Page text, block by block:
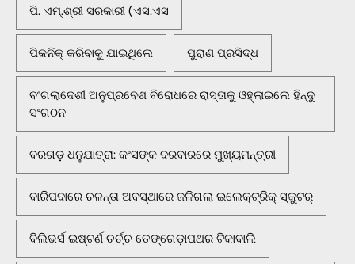
ପି. ଏମ୍.ଶ୍ରୀ ସରକାରୀ (ଏସ.ଏସ
ପିକନିକ୍‌ କରିବାକୁ ଯାଇଥିଲେ ପୁରାଣ ପ୍ରସିଦ୍ଧ
ବଂଗଲାଦେଶୀ ଅନୁପ୍ରବେଶ ବିରୋଧରେ ରାସ୍ତାକୁ ଓହ୍ଲାଇଲେ ହିନ୍ଦୁ
ସଂଗଠନ
ବରଗଡ଼ ଧନୁଯାତ୍ରା: କଂସଙ୍କ ଦରବାରରେ ମୁଖ୍ୟମନ୍ତ୍ରୀ
ବାରିପଦାରେ ଚଳନ୍ତା ଅବସ୍ଥାରେ ଜଳିଗଲା ଇଲେକ୍ଟ୍ରିକ୍ ସ୍କୁଟର୍
ବିଲିଭର୍ସ ଇଷ୍ଟର୍ଣ ଚର୍ଚ୍ଚ ତେଙ୍ଗେଡ଼ାପଥର ଟିକାବାଲି